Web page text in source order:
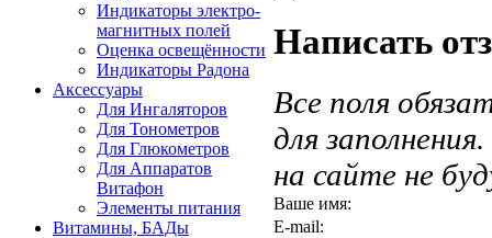
Индикаторы электро-
магнитных полей
Оценка освещённости
Индикаторы Радона
Аксессуары
Для Ингаляторов
Для Тонометров
Для Глюкометров
Для Аппаратов
Витафон
Элементы питания
Витамины, БАДы
Написать
Все поля
для
на сайте не
Ваше имя:
E-mail: